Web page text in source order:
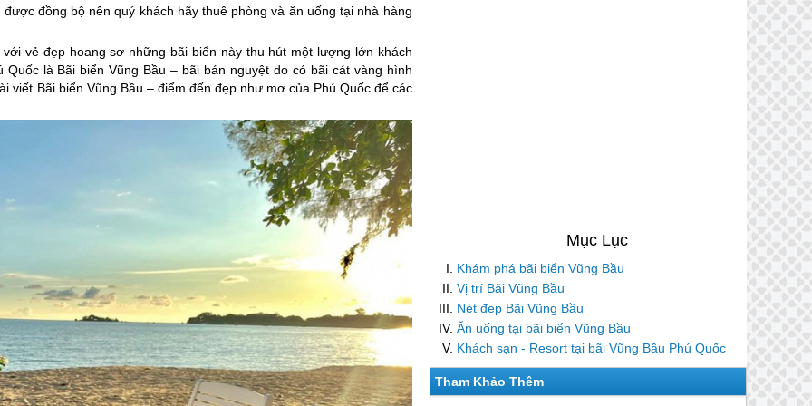
Khám phá bãi biển Vũng Bầu
Vị trí Bãi Vũng Bầu
Nét đẹp Bãi Vũng Bầu
Ăn uống tại bãi biển Vũng Bầu
Khách sạn - Resort tại bãi Vũng Bầu Phú Quốc
Tham Khảo Thêm
đồng bộ nên quý khách hãy thuê phòng và ăn uống tại nhà hàng
vẻ đẹp hoang sơ những bãi biển này thu hút một lượng lớn khách
Quốclà Bãi biển Vũng Bầu – bãi bán nguyệt do có bãi cát vàng hình
viết Bãi biển Vũng Bầu – điểm đến đẹp như mơ của Phú Quốcđể các